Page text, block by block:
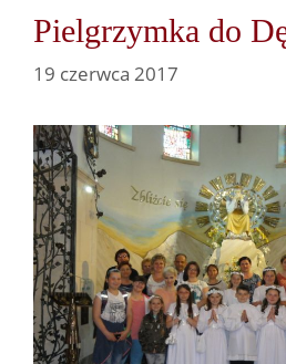
Pielgrzymka do
19 czerwca 2017